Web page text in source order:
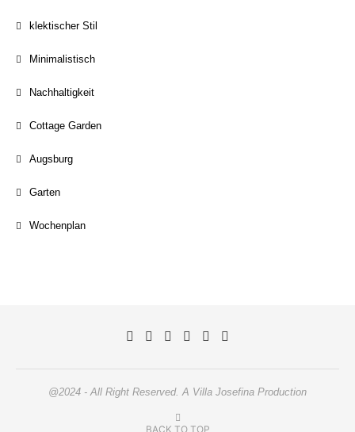
klektischer Stil
Minimalistisch
Nachhaltigkeit
Cottage Garden
Augsburg
Garten
Wochenplan
@2024 - All Right Reserved. A Villa Josefina Production
BACK TO TOP